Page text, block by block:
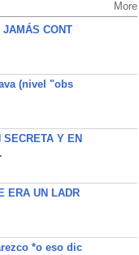
More
CONT
(nivel "obs
Y EN
ERA UN LADR
*o eso dic